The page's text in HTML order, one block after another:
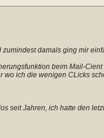
damals ging mir
beim Mail-Cient
wo ich die wenigen CLicks
seit Jahren, ich hatte den